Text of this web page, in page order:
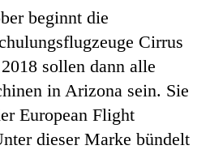
beginnt die
Cirrus
sollen dann alle
in Arizona sein. Sie
European Flight
dieser Marke bündelt